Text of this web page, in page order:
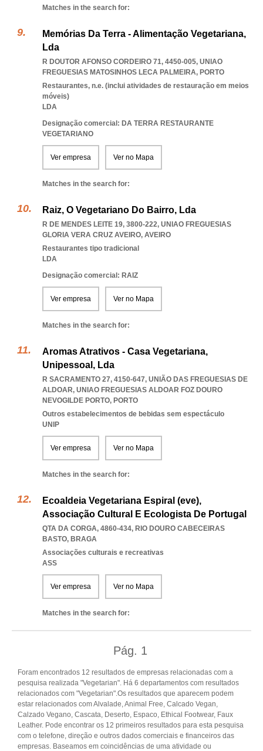
Matches in the search for:
Memórias Da Terra - Alimentação Vegetariana,
Lda
R DOUTOR AFONSO CORDEIRO 71, 4450-005, UNIAO
FREGUESIAS MATOSINHOS LECA PALMEIRA, PORTO
Restaurantes, n.e. (inclui atividades de restauração em meios
móveis)
LDA
Designação comercial: DA TERRA RESTAURANTE
VEGETARIANO
Ver empresa Ver no Mapa
Matches in the search for:
Raiz, O Vegetariano Do Bairro, Lda
R DE MENDES LEITE 19, 3800-222, UNIAO FREGUESIAS
GLORIA VERA CRUZ AVEIRO, AVEIRO
Restaurantes tipo tradicional
LDA
Designação comercial: RAIZ
Ver empresa Ver no Mapa
Matches in the search for:
Aromas Atrativos - Casa Vegetariana,
Unipessoal, Lda
R SACRAMENTO 27, 4150-647, UNIÃO DAS FREGUESIAS DE
ALDOAR, UNIAO FREGUESIAS ALDOAR FOZ DOURO
NEVOGILDE PORTO, PORTO
Outros estabelecimentos de bebidas sem espectáculo
UNIP
Ver empresa Ver no Mapa
Matches in the search for:
Ecoaldeia Vegetariana Espiral (eve),
Associação Cultural E Ecologista De Portugal
QTA DA CORGA, 4860-434, RIO DOURO CABECEIRAS
BASTO, BRAGA
Associações culturais e recreativas
ASS
Ver empresa Ver no Mapa
Matches in the search for:
Pág. 1
Foram encontrados 12 resultados de empresas relacionadas com a
pesquisa realizada "Vegetarian". Há 6 departamentos com resultados
relacionados com "Vegetarian".Os resultados que aparecem podem
estar relacionados com Alvalade, Animal Free, Calcado Vegan,
Calzado Vegano, Cascata, Deserto, Espaco, Ethical Footwear, Faux
Leather. Pode encontrar os 12 primeiros resultados para esta pesquisa
com o telefone, direção e outros dados comerciais e financeiros das
empresas. Baseamos em coincidências de uma atividade ou